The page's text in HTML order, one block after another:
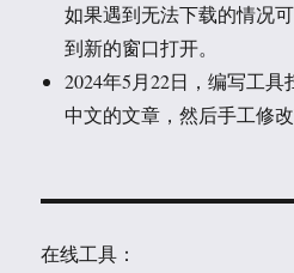
如果遇到无法下载的情况
到新的窗口打开。
2024年5月22日，编写工
中文的文章，然后手工修
在线工具：